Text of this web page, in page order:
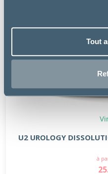
Tout
U2 UROLOGY
à